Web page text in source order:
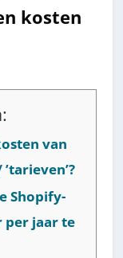
kosten
van
Shopify-
per jaar te